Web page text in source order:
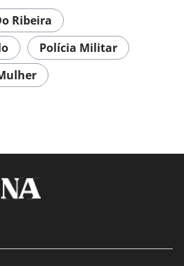
Ribeira
Polícia Militar